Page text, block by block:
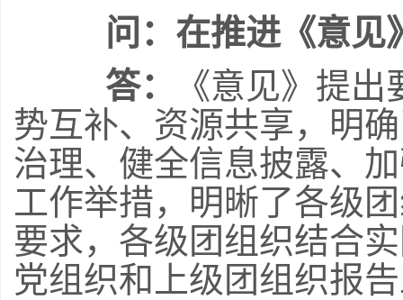
问：在推进《意见
答：
《意见》提
势互补、资源共享，明
治理、健全信息披露、
工作举措，明晰了各级
要求，各级团组织结合
党组织和上级团组织报